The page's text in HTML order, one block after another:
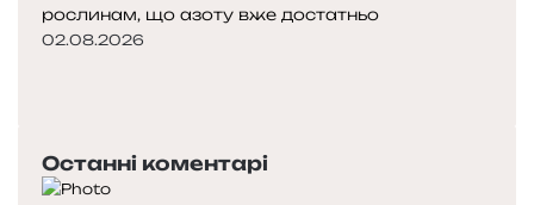
рослинам, що азоту вже достатньо
02.08.2026
р
е
т
у
Останні коментарі